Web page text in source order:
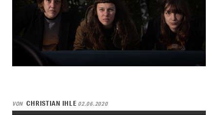
VON CHRISTIAN IHLE 02.06.2020